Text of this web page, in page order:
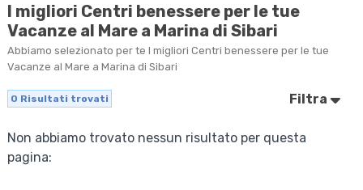
I migliori Centri benessere per le tue
Vacanze al Mare a Marina di Sibari
Abbiamo selezionato per te I migliori Centri benessere per le tue
Vacanze al Mare a Marina di Sibari
0 Risultati trovati Filtra
Non abbiamo trovato nessun risultato per questa
pagina: